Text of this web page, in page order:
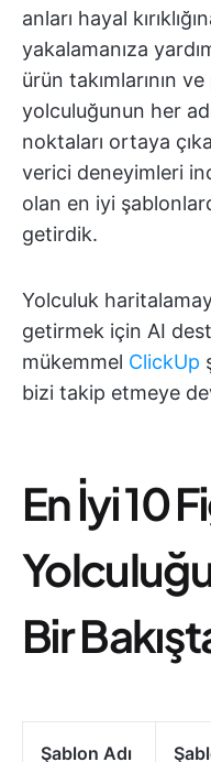
anları hayal
yakalamanıza
ürün takımlarının
yolculuğunun her
noktaları ortaya
verici deneyimleri
olan en iyi
getirdik.
Yolculuk
getirmek için AI
mükemmel ClickUp
bizi takip etmeye
En İyi 10
Bir
Şablon Adı